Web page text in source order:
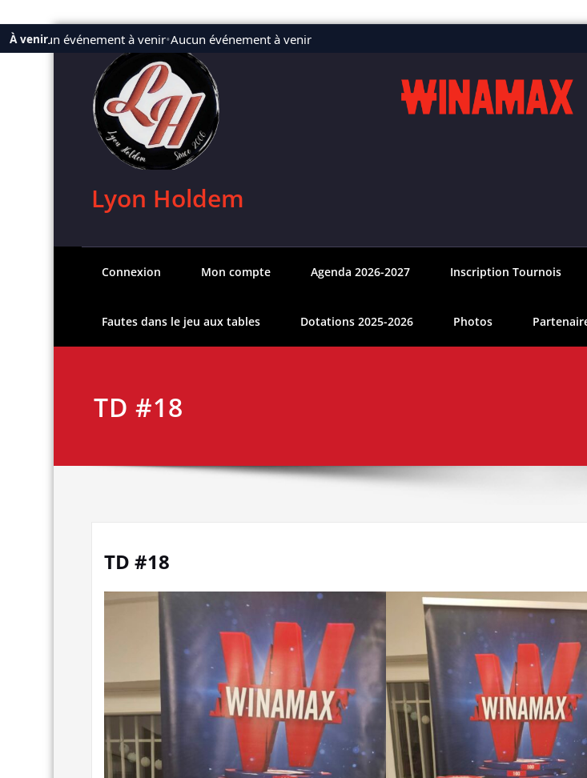
À venir
Aucun événement à venir•Aucun événement à venir
Aller
Lyon Holdem
Connexion Mon compte Agenda 2026-2027 Inscription Tournois
Fautes dans le jeu aux tables Dotations 2025-2026 Photos
TD #18
TD #18